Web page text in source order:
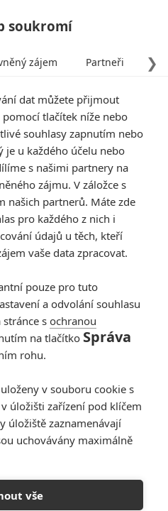
Foretold:
VIDEA (1)
nebarví hnus českých dějin
Záhada strašidelného
úroveň štědrovečerních
Občanská válka
soukromí
❯
zájem Partneři
dat můžete přijmout
tlačítek níže nebo
souhlasy zapnutím nebo
u každého účelu nebo
s našimi partnery na
zájmu. V záložce s
našich partnerů. Máte zde
pro každého z nich i
údajů u těch, kteří
vaše data zpracovat.
pouze pro tuto
a odvolání souhlasu
sochranou
na tlačítko Správa
rohu.
v souboru cookie s
úložišti zařízení pod klíčem
úložiště zaznamenávají
uchovávány maximálně
vše